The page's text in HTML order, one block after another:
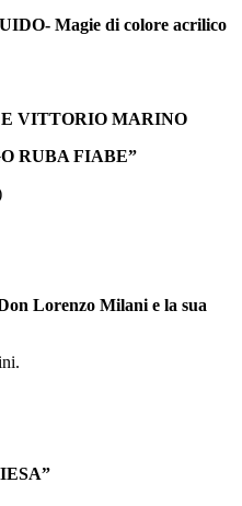
Magie di colore acrilico
VITTORIO MARINO
RUBA FIABE”
Lorenzo Milani e la sua